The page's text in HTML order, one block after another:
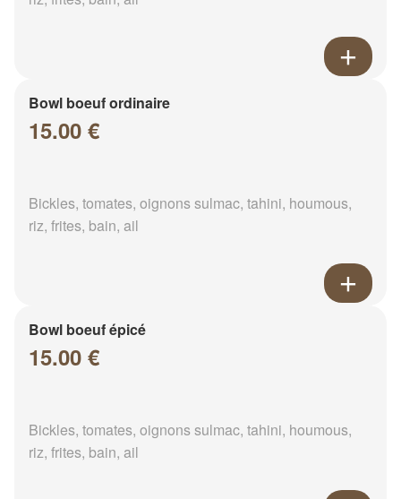
Bowl boeuf ordinaire
15.00 €
Bickles, tomates, oignons sulmac, tahini, houmous,
riz, frites, bain, ail
Bowl boeuf épicé
15.00 €
Bickles, tomates, oignons sulmac, tahini, houmous,
riz, frites, bain, ail